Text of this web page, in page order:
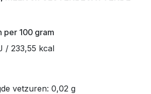
per 100 gram
/ 233,55 kcal
vetzuren: 0,02 g